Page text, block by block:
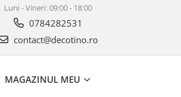
Luni - Vineri: 09:00 - 18:00
0784282531
contact@decotino.ro
MAGAZINUL MEU